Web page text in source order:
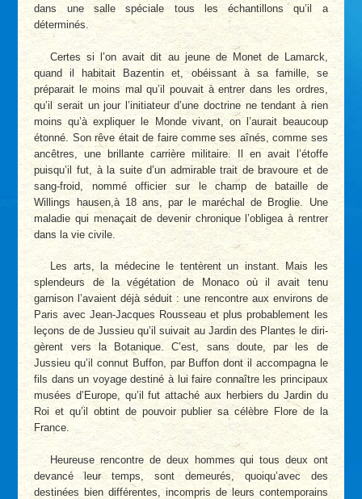
dans une salle spéciale tous les échantillons qu’il a
déterminés.
Certes si l’on avait dit au jeune de Monet de Lamarck,
quand il habitait Bazentin et, obéissant à sa famille, se
préparait le moins mal qu’il pouvait à entrer dans les ordres,
qu’il serait un jour l’initiateur d’une doctrine ne tendant à rien
moins qu’à expliquer le Monde vivant, on l’aurait beaucoup
étonné. Son rêve était de faire comme ses aînés, comme ses
ancêtres, une brillante carrière militaire. Il en avait l’étoffe
puisqu’il fut, à la suite d’un admirable trait de bravoure et de
sang-froid, nommé officier sur le champ de bataille de
Willings­ hausen,à 18 ans, par le maréchal de Broglie. Une
maladie qui menaçait de devenir chronique l’obligea à rentrer
dans la vie civile.
Les arts, la médecine le tentèrent un instant. Mais les
splendeurs de la végétation de Monaco où il avait tenu
garnison l’avaient déjà séduit : une rencontre aux environs de
Paris avec Jean-Jacques Rousseau et plus probablement les
leçons de de Jussieu qu’il suivait au Jardin des Plantes le diri­
gèrent vers la Botanique. C’est, sans doute, par les de
Jussieu qu’il connut Buffon, par Buffon dont il accompagna le
fils dans un voyage destiné à lui faire connaître les principaux
musées d’Europe, qu’il fut attaché aux herbiers du Jardin du
Roi et qu’il obtint de pouvoir publier sa célèbre Flore de la
France.
Heureuse rencontre de deux hommes qui tous deux ont
devancé leur temps, sont demeurés, quoiqu’avec des
destinées bien différentes, incompris de leurs contemporains